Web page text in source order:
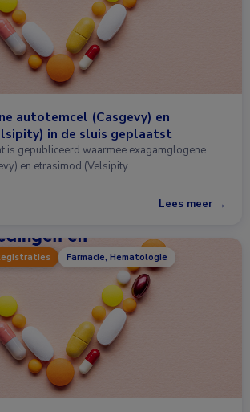
autotemcel (Casgevy) en
in de sluis geplaatst
is gepubliceerd waarmee exagamglogene
en etrasimod (Velsipity …
Lees meer →
Farmacie, Hematologie